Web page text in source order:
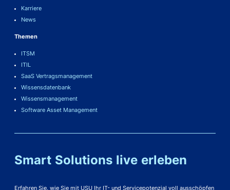
Karriere
News
Themen
ITSM
ITIL
SaaS Vertragsmanagement
Wissensdatenbank
Wissensmanagement
Software Asset Management
Smart Solutions live erleben
Erfahren Sie, wie Sie mit USU Ihr IT- und Servicepotenzial voll ausschöpfen